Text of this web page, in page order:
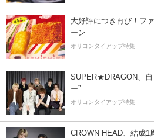
大好評につき再び！フ
ーン
オリコンタイアップ特集
SUPER★DRAGON、自
ー”
オリコンタイアップ特集
CROWN HEAD、結成1